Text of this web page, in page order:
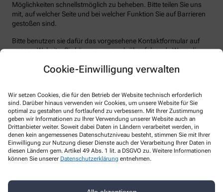
Cookie-Einwilligung verwalten
Wir setzen Cookies, die für den Betrieb der Website technisch erforderlich
sind. Darüber hinaus verwenden wir Cookies, um unsere Website für Sie
optimal zu gestalten und fortlaufend zu verbessern. Mit Ihrer Zustimmung
geben wir Informationen zu Ihrer Verwendung unserer Website auch an
Drittanbieter weiter. Soweit dabei Daten in Ländern verarbeitet werden, in
denen kein angemessenes Datenschutzniveau besteht, stimmen Sie mit Ihrer
Einwilligung zur Nutzung dieser Dienste auch der Verarbeitung Ihrer Daten in
diesen Ländern gem. Artikel 49 Abs. 1 lit. a DSGVO zu. Weitere Informationen
können Sie unserer Datenschutzerklärung entnehmen.
Möglichkeiten schnellstmöglich zu beheben. Bitte teilen Sie uns
mit, auf welcher Seite und bei welcher Funktion Sie auf Barrieren
gestoßen sind.
Bitte benutzen sie dafür das vorgesehene Kontaktformular auf
unserer Website. Sie können uns auch über folgende Wege die
E-Mail: apo-im-zo@gmx.de
Telefon: +49-761/8 88 79 79
Telefax: +49-761/8 88 79 89
Postanschrift: Schwarzwaldstr. 78 79117 Freiburg
Durchsetzungsverfahren und
Marktüberwachungsbehörde